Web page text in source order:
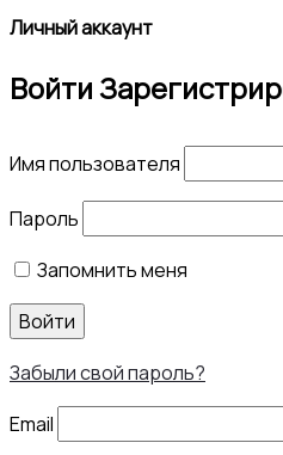
Личный аккаунт
Войти
Имя пользователя
Пароль
Запомнить меня
Войти
Забыли свой пароль?
Email